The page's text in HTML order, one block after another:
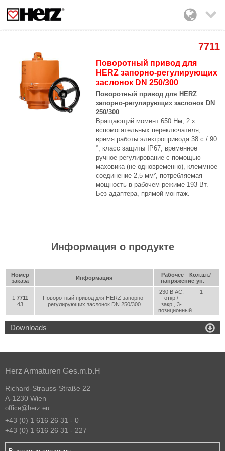

7711
Поворотный привод для
HERZ запорно-регулирующих
заслонок DN 250/300
Поворотный привод для HERZ
запорно-регулирующих заслонок DN
250/300
Вращающий момент 650 Нм, 2 x
вспомогательных переключателя,
время работы электропривода 38 c / 90
°, класс защиты IP67, временное
ручное регулирование с помощью
маховика (не одновременно), клеммное
соединение 2,5 мм², потребляемая
мощность в рабочем режиме 193 Вт.
Без адаптера, прямой монтаж.
Информация о продукте
Номер
заказа
Информация
Рабочее
напряжение
Кол.шт./
уп.
1 7711
43
Поворотный привод для HERZ запорно-
регулирующих заслонок DN 250/300
230 В АС,
откр./
закр., 3-
позиционный
1
Downloads 
Herz Armaturen Ges.m.b.H
Richard-Strauss-Straße 22
A-1230 Wien
office@herz.eu
+43 (0) 1 616 26 31 - 0
+43 (0) 1 616 26 31 - 227